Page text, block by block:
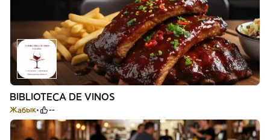
BIBLIOTECA DE VINOS
Жабык --